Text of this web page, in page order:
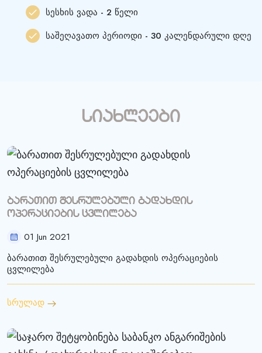
სესხის ვადა - 2 წელი
საშეღავათო პერიოდი - 30 კალენდარული დღე
სიახლეები
ბარათით შესრულებული გადახდის
ოპერაციების ცვლილება
01 Jun 2021
ბარათით შესრულებული გადახდის ოპერაციების
ცვლილება
სრულად